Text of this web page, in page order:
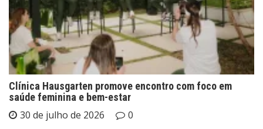
Clínica Hausgarten promove encontro com foco em
saúde feminina e bem-estar
30 de julho de 2026 0